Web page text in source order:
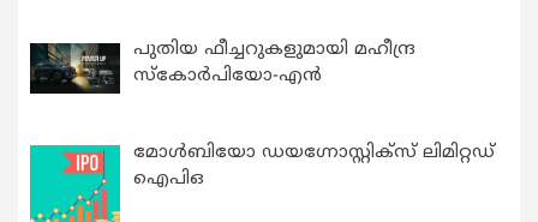
പുതിയ ഫീച്ചറുകളുമായി മഹീന്ദ്ര
സ്കോർപിയോ-എൻ
മോൾബിയോ ഡയഗ്നോസ്റ്റിക്സ് ലിമിറ്റഡ്
ഐപിഒ